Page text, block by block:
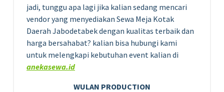
jadi, tunggu apa lagi jika kalian sedang mencari
vendor yang menyediakan Sewa Meja Kotak
Daerah Jabodetabek dengan kualitas terbaik dan
harga bersahabat? kalian bisa hubungi kami
untuk melengkapi kebutuhan event kalian di
anekasewa.id
WULAN PRODUCTION